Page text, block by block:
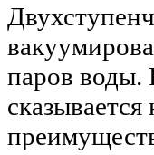
паров воды.